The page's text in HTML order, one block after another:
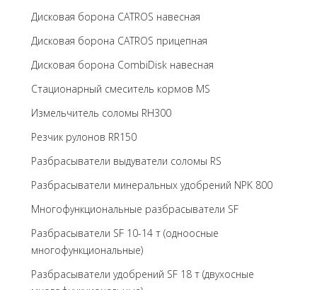
Дисковая борона CATROS навесная
Дисковая борона CATROS прицепная
Дисковая борона CombiDisk навесная
Стационарный смеситель кормов MS
Измельчитель соломы RH300
Резчик рулонов RR150
Разбрасыватели выдуватели соломы RS
Разбрасыватели минеральных удобрений NPK 800
Многофункциональные разбрасыватели SF
Разбрасыватели SF 10-14 т (одноосные
многофункциональные)
Разбрасыватели удобрений SF 18 т (двухосные